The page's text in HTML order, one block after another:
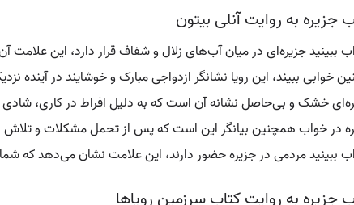
جزیره به روایت آنلی بیتون
ببینید جزیره‌ای در میان آب‌های زلال و شفاف قرار دارد، این
خوابی ببیند، این رویا نشانگر ازدواجی مبارک و خوشایند در آینده
خشک و بی‌حاصل نشانه آن است که به دلیل افراط در کاری،
در خواب همچنین بیانگر این است که پس از تحمل مشکلات و تلاش
ببینید مردمی در جزیره حضور دارند، این علامت نشان می‌دهد که
جزیره به روایت کتاب سرزمین رویاها